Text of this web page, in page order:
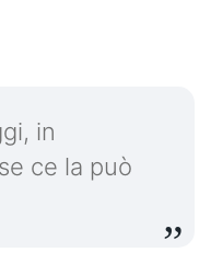
in
ce la può